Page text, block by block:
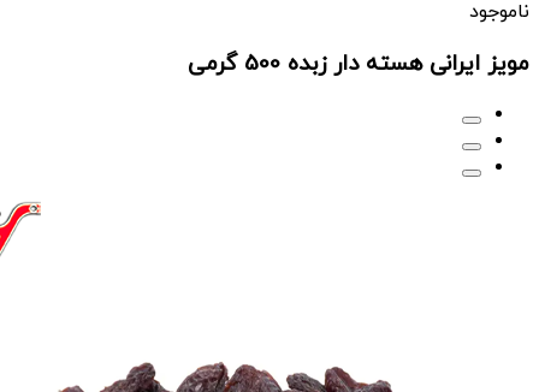
ناموجود
مویز ایرانی هسته دار زبده 500 گرمی